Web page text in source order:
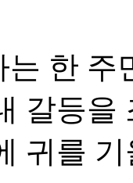
는 한
갈등
귀를